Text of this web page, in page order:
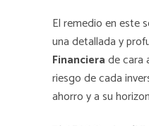
El remedio en este
una detallada y
Financierade cara
riesgo de cada
ahorro y a su